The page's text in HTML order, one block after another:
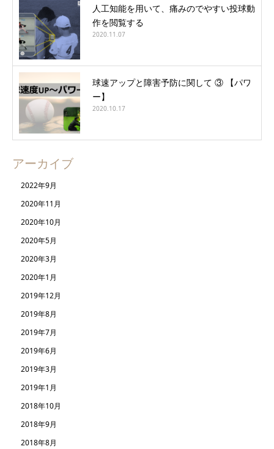
人工知能を用いて、痛みのでやすい投球動
作を閲覧する
2020.11.07
球速アップと障害予防に関して ③ 【パワ
ー】
2020.10.17
アーカイブ
2022年9月
2020年11月
2020年10月
2020年5月
2020年3月
2020年1月
2019年12月
2019年8月
2019年7月
2019年6月
2019年3月
2019年1月
2018年10月
2018年9月
2018年8月